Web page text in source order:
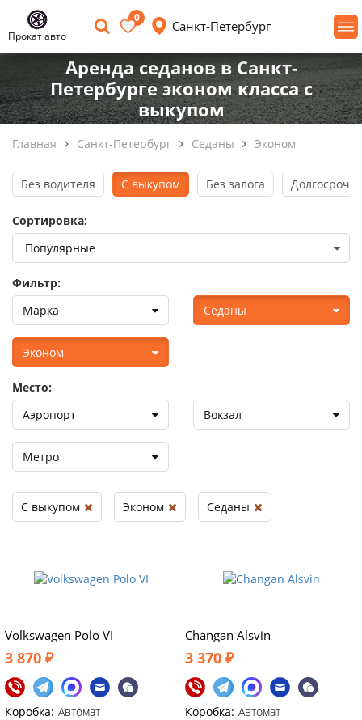
Прокат авто
0
Санкт-Петербург
Аренда седанов в Санкт-
Петербурге эконом класса с
выкупом
Главная Санкт-Петербург Седаны Эконом
Volkswagen Polo VI
3 870 ₽
Коробка: Автомат
Changan Alsvin
3 370 ₽
Коробка: Автомат
Без водителя С выкупом Без залога
Сортировка:
Фильтр:
Марка
Седаны
Эконом
Место:
Аэропорт
Вокзал
Метро
С выкупом Эконом Седаны